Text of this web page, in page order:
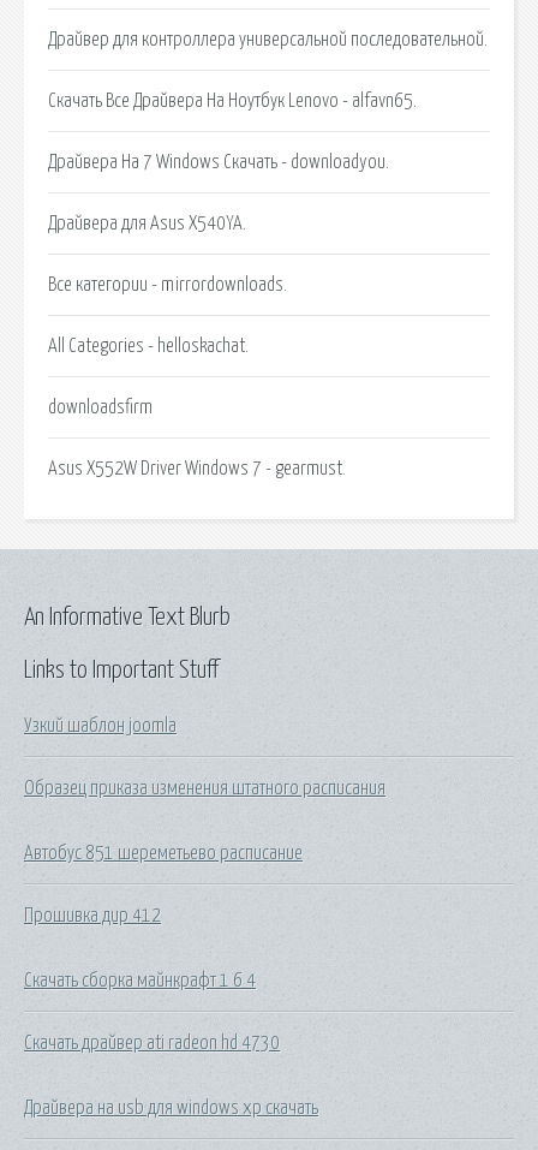
Драйвер для контроллера универсальной последовательной.
Скачать Все Драйвера На Ноутбук Lenovo - alfavn65.
Драйвера На 7 Windows Скачать - downloadyou.
Драйвера для Asus X540YA.
Все категории - mirrordownloads.
All Categories - helloskachat.
downloadsfirm
Asus X552W Driver Windows 7 - gearmust.
Links to Important Stuff
Узкий шаблон joomla
Образец приказа изменения штатного расписания
Автобус 851 шереметьево расписание
Прошивка дир 412
Скачать сборка майнкрафт 1 6 4
Скачать драйвер ati radeon hd 4730
Драйвера на usb для windows xp скачать
An Informative Text Blurb